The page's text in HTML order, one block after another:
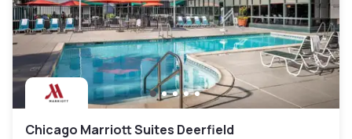
Chicago Marriott Suites Deerfield